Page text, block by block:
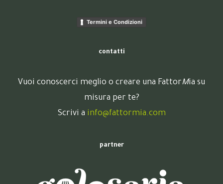
Termini e Condizioni
contatti
Vuoi conoscerci meglio o creare una FattorMia su
misura per te?
Scrivi a info@fattormia.com
partner